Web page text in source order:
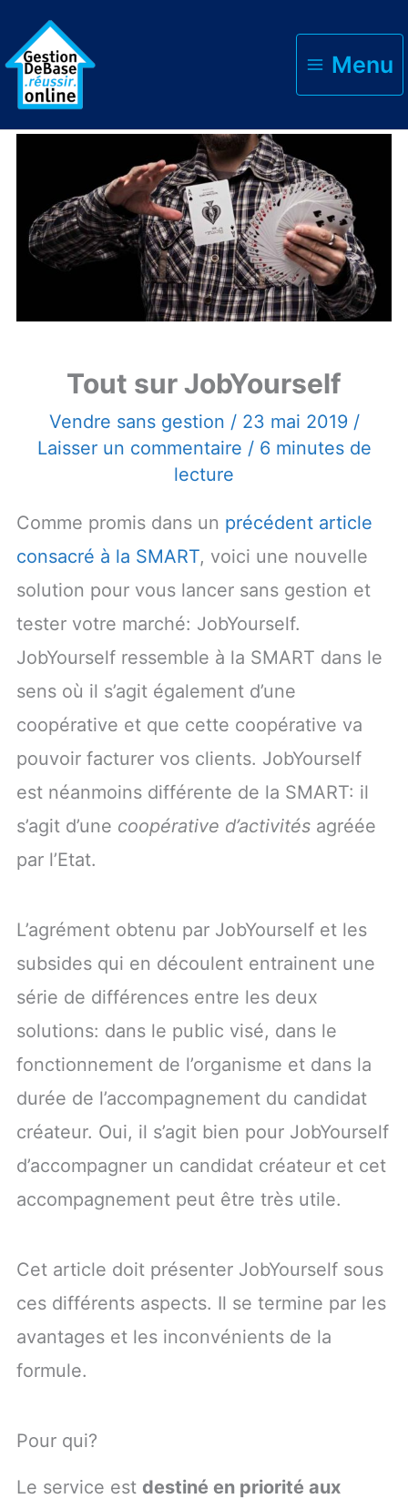
Menu
Accueil
Vendre sans gestion
Tout sur JobYourself
Tout sur JobYourself
Vendre sans gestion / 23 mai 2019 /
Laisser un commentaire / 6 minutes de
lecture
Comme promis dans un précédent article
consacré à la SMART, voici une nouvelle
solution pour vous lancer sans gestion et
tester votre marché: JobYourself.
JobYourself ressemble à la SMART dans le
sens où il s’agit également d’une
coopérative et que cette coopérative va
pouvoir facturer vos clients. JobYourself
est néanmoins différente de la SMART: il
s’agit d’une coopérative d’activitésagréée
par l’Etat.
L’agrément obtenu par JobYourself et les
subsides qui en découlent entrainent une
série de différences entre les deux
solutions: dans le public visé, dans le
fonctionnement de l’organisme et dans la
durée de l’accompagnement du candidat
créateur. Oui, il s’agit bien pour JobYourself
d’accompagner un candidat créateur et cet
accompagnement peut être très utile.
Cet article doit présenter JobYourself sous
ces différents aspects. Il se termine par les
avantages et les inconvénients de la
formule.
Pour qui?
Le service est destiné en priorité aux